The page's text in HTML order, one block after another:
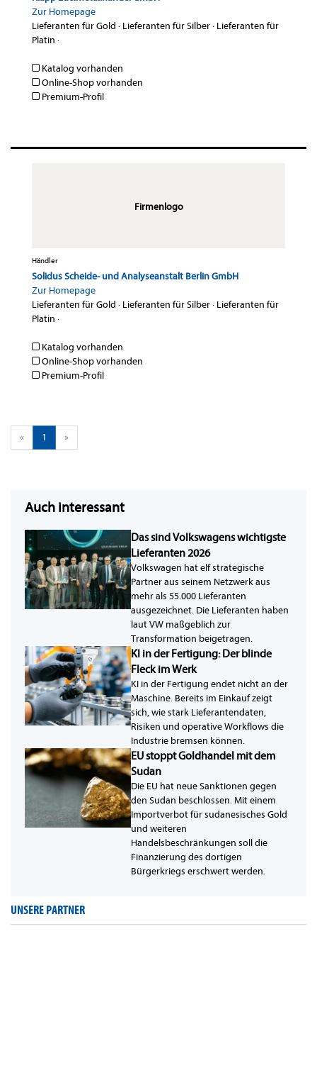
Zur Homepage
Lieferanten für Gold · Lieferanten für Silber· Lieferanten für
Platin ·
Katalog vorhanden
Online-Shop vorhanden
Premium-Profil
Firmenlogo
Händler
Solidus Scheide- und Analyseanstalt Berlin GmbH
Zur Homepage
Lieferanten für Gold · Lieferanten für Silber· Lieferanten für
Platin ·
Katalog vorhanden
Online-Shop vorhanden
Premium-Profil
« 1 »
Auch interessant
Das sind Volkswagens wichtigste
Lieferanten 2026
Volkswagen hat elf strategische
Partner aus seinem Netzwerk aus
mehr als 55.000 Lieferanten
ausgezeichnet. Die Lieferanten haben
laut VW maßgeblich zur
Transformation beigetragen.
KI in der Fertigung: Der blinde
Fleck im Werk
KI in der Fertigung endet nicht an der
Maschine. Bereits im Einkauf zeigt
sich, wie stark Lieferantendaten,
Risiken und operative Workflows die
Industrie bremsen können.
EU stoppt Goldhandel mit dem
Sudan
Die EU hat neue Sanktionen gegen
den Sudan beschlossen. Mit einem
Importverbot für sudanesisches Gold
und weiteren
Handelsbeschränkungen soll die
Finanzierung des dortigen
Bürgerkriegs erschwert werden.
UNSERE PARTNER